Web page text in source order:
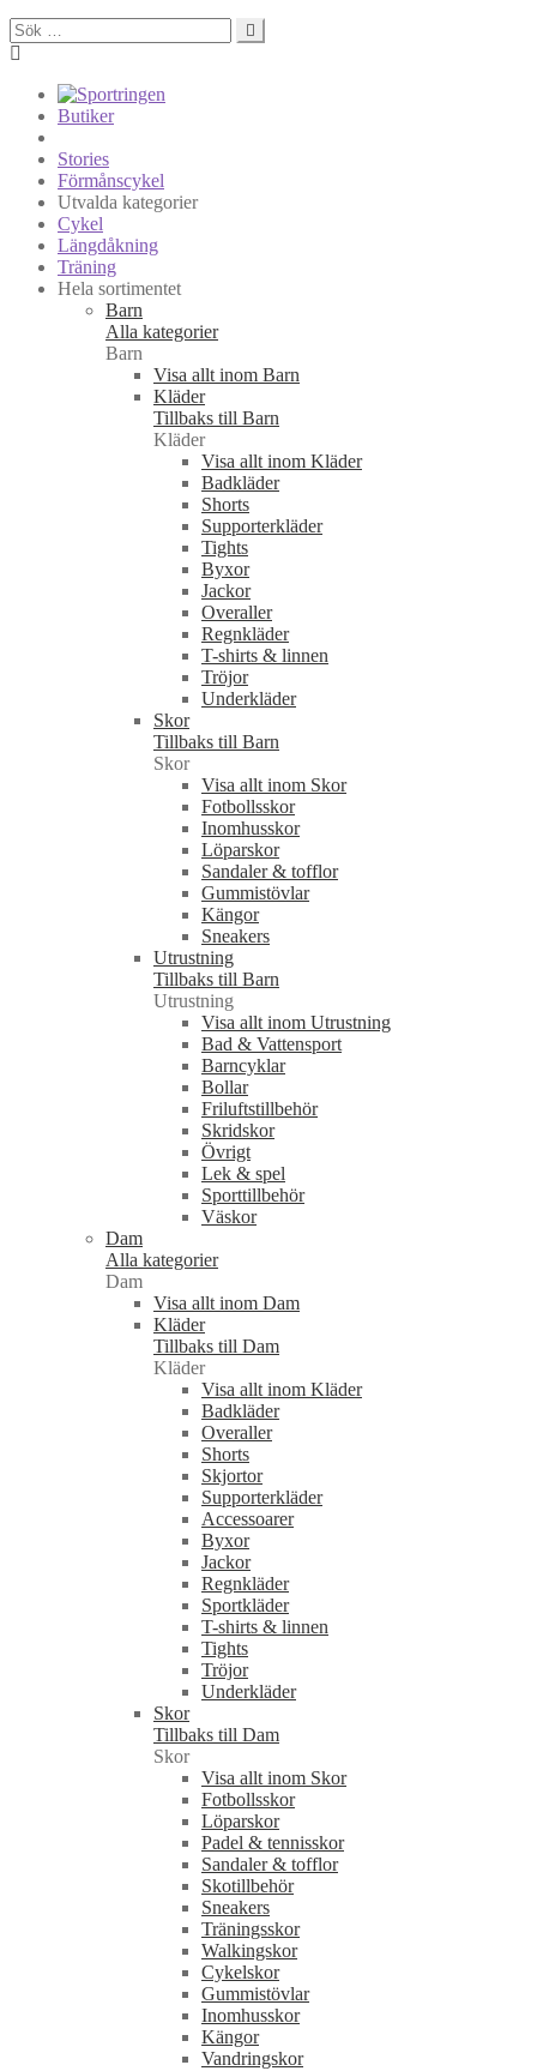
Sök
efter:
Butiker
Stories
Förmånscykel
Utvalda kategorier
Cykel
Längdåkning
Träning
Hela sortimentet
Barn
Alla kategorier
Barn
Visa allt inom Barn
Kläder
Tillbaks till Barn
Kläder
Visa allt inom Kläder
Badkläder
Shorts
Supporterkläder
Tights
Byxor
Jackor
Overaller
Regnkläder
T-shirts & linnen
Tröjor
Underkläder
Skor
Tillbaks till Barn
Skor
Visa allt inom Skor
Fotbollsskor
Inomhusskor
Löparskor
Sandaler & tofflor
Gummistövlar
Kängor
Sneakers
Utrustning
Tillbaks till Barn
Utrustning
Visa allt inom Utrustning
Bad & Vattensport
Barncyklar
Bollar
Friluftstillbehör
Skridskor
Övrigt
Lek & spel
Sporttillbehör
Väskor
Dam
Alla kategorier
Dam
Visa allt inom Dam
Kläder
Tillbaks till Dam
Kläder
Visa allt inom Kläder
Badkläder
Overaller
Shorts
Skjortor
Supporterkläder
Accessoarer
Byxor
Jackor
Regnkläder
Sportkläder
T-shirts & linnen
Tights
Tröjor
Underkläder
Skor
Tillbaks till Dam
Skor
Visa allt inom Skor
Fotbollsskor
Löparskor
Padel & tennisskor
Sandaler & tofflor
Skotillbehör
Sneakers
Träningsskor
Walkingskor
Cykelskor
Gummistövlar
Inomhusskor
Kängor
Vandringskor